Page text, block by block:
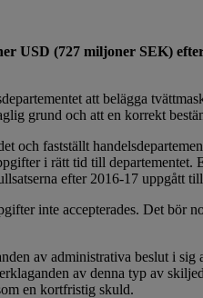
USD (727 miljoner SEK)
att belägga
grund och att en korrekt
fastställt
i rätt tid till
efter 2016-17 uppgått
inte accepterades. Det bör
av administrativa beslut i
av denna typ av
en kortfristig skuld.